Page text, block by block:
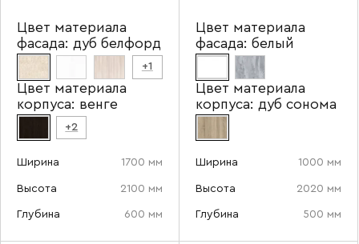
Цвет материала
фасада: дуб белфорд
+1
Цвет материала
корпуса: венге
+2
Ширина 1700 мм
Высота 2100 мм
Глубина 600 мм
Цвет материала
фасада: белый
Цвет материала
корпуса: дуб сонома
Ширина 1000 мм
Высота 2020 мм
Глубина 500 мм